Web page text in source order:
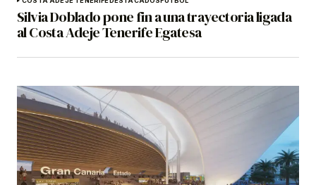
Silvia Doblado pone fin a una trayectoria ligada
al Costa Adeje Tenerife Egatesa